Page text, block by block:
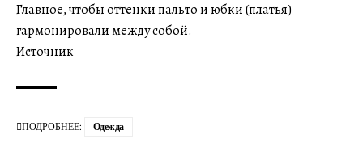
Главное, чтобы оттенки пальто и юбки (платья)
гармонировали между собой.
Источник
ПОДРОБНЕЕ: Одежда